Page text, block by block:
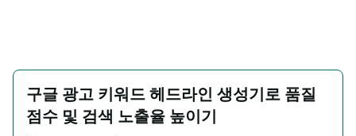
구글 광고 키워드 헤드라인 생성기로 품질
점수 및 검색 노출율 높이기